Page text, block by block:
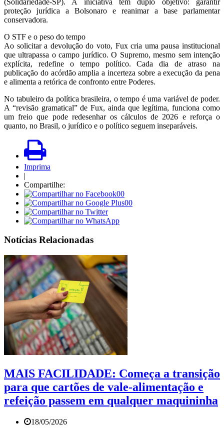
proteção jurídica a Bolsonaro e reanimar a base parlamentar
conservadora.
O STF e o peso do tempo
Ao solicitar a devolução do voto, Fux cria uma pausa institucional
que ultrapassa o campo jurídico. O Supremo, mesmo sem intenção
explícita, redefine o tempo político. Cada dia de atraso na
publicação do acórdão amplia a incerteza sobre a execução da pena
e alimenta a retórica de confronto entre Poderes.
No tabuleiro da política brasileira, o tempo é uma variável de poder.
A “revisão gramatical” de Fux, ainda que legítima, funciona como
um freio que pode redesenhar os cálculos de 2026 e reforça o
quanto, no Brasil, o jurídico e o político seguem inseparáveis.
Imprima
|
Compartilhe:
00
00
Notícias Relacionadas
MAIS FACILIDADE: Começa a transição
para que cartões de vale-alimentação e
refeição passem em qualquer maquininha
18/05/2026